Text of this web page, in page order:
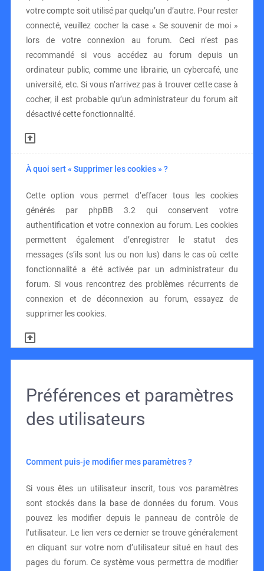
votre compte soit utilisé par quelqu’un d’autre. Pour rester
connecté, veuillez cocher la case « Se souvenir de moi »
lors de votre connexion au forum. Ceci n’est pas
recommandé si vous accédez au forum depuis un
ordinateur public, comme une librairie, un cybercafé, une
université, etc. Si vous n’arrivez pas à trouver cette case à
cocher, il est probable qu’un administrateur du forum ait
désactivé cette fonctionnalité.
À quoi sert « Supprimer les cookies » ?
Cette option vous permet d’effacer tous les cookies
générés par phpBB 3.2 qui conservent votre
authentification et votre connexion au forum. Les cookies
permettent également d’enregistrer le statut des
messages (s’ils sont lus ou non lus) dans le cas où cette
fonctionnalité a été activée par un administrateur du
forum. Si vous rencontrez des problèmes récurrents de
connexion et de déconnexion au forum, essayez de
supprimer les cookies.
Préférences et paramètres
des utilisateurs
Comment puis-je modifier mes paramètres ?
Si vous êtes un utilisateur inscrit, tous vos paramètres
sont stockés dans la base de données du forum. Vous
pouvez les modifier depuis le panneau de contrôle de
l’utilisateur. Le lien vers ce dernier se trouve généralement
en cliquant sur votre nom d’utilisateur situé en haut des
pages du forum. Ce système vous permettra de modifier